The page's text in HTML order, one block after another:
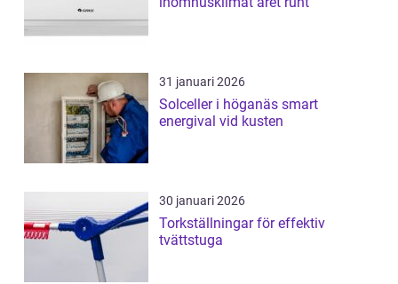
31 januari 2026
Solceller i höganäs smart
energival vid kusten
30 januari 2026
Torkställningar för effektiv
tvättstuga